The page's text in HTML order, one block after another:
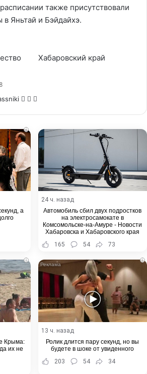
также присутствовали
Яньтай и Бэйдайхэ.
Хабаровский край
WhatsApp
Telegram
i
а
24 ч. назад
Автомобиль сбил двух подростков
на электросамокате в
Комсомольске-на-Амуре - Новости
Хабаровска и Хабаровского края
165
54 73
i
Крыма:
их не
i
13 ч. назад
Ролик длится пару секунд, но вы
будете в шоке от увиденного
203
54 34